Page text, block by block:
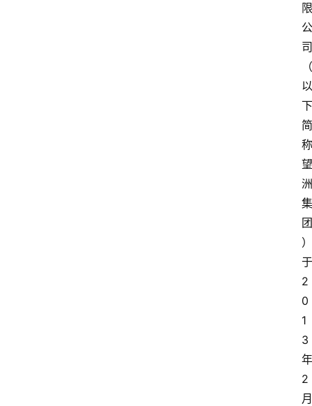
限
公
司
（
以
下
简
称
望
洲
集
团
）
于
2
0
1
3
年
2
月